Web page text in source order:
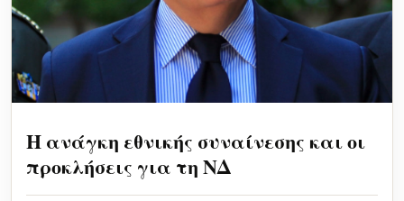
Η ανάγκη εθνικής συναίνεσης και οι
προκλήσεις για τη ΝΔ